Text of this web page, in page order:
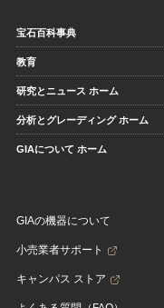
宝石百科事典
教育
研究とニュース ホーム
分析とグレーディング ホーム
GIAについて ホーム
GIAの機器について
小売業者サポート
キャンパス ストア